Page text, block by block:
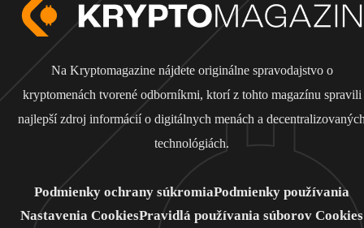
Na Kryptomagazine nájdete originálne spravodajstvo o
kryptomenách tvorené odborníkmi, ktorí z tohto magazínu spravili
najlepší zdroj informácií o digitálnych menách a
technológiách.
Podmienky ochrany súkromiaPodmienky používania
Nastavenia CookiesPravidlá používania súborov Cookies